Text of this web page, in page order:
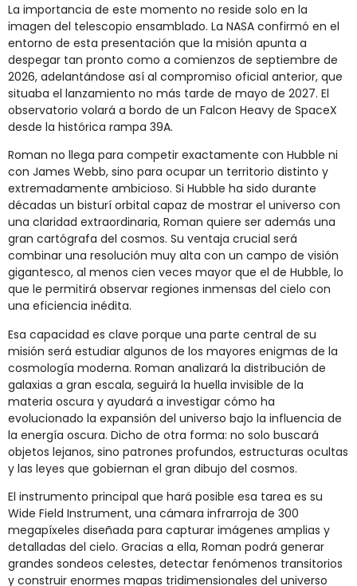
La importancia de este momento no reside solo en la
imagen del telescopio ensamblado. La NASA confirmó en el
entorno de esta presentación que la misión apunta a
despegar tan pronto como a comienzos de septiembre de
2026, adelantándose así al compromiso oficial anterior, que
situaba el lanzamiento no más tarde de mayo de 2027. El
observatorio volará a bordo de un Falcon Heavy de SpaceX
desde la histórica rampa 39A.
Roman no llega para competir exactamente con Hubble ni
con James Webb, sino para ocupar un territorio distinto y
extremadamente ambicioso. Si Hubble ha sido durante
décadas un bisturí orbital capaz de mostrar el universo con
una claridad extraordinaria, Roman quiere ser además una
gran cartógrafa del cosmos. Su ventaja crucial será
combinar una resolución muy alta con un campo de visión
gigantesco, al menos cien veces mayor que el de Hubble, lo
que le permitirá observar regiones inmensas del cielo con
una eficiencia inédita.
Esa capacidad es clave porque una parte central de su
misión será estudiar algunos de los mayores enigmas de la
cosmología moderna. Roman analizará la distribución de
galaxias a gran escala, seguirá la huella invisible de la
materia oscura y ayudará a investigar cómo ha
evolucionado la expansión del universo bajo la influencia de
la energía oscura. Dicho de otra forma: no solo buscará
objetos lejanos, sino patrones profundos, estructuras ocultas
y las leyes que gobiernan el gran dibujo del cosmos.
El instrumento principal que hará posible esa tarea es su
Wide Field Instrument, una cámara infrarroja de 300
megapíxeles diseñada para capturar imágenes amplias y
detalladas del cielo. Gracias a ella, Roman podrá generar
grandes sondeos celestes, detectar fenómenos transitorios
y construir enormes mapas tridimensionales del universo